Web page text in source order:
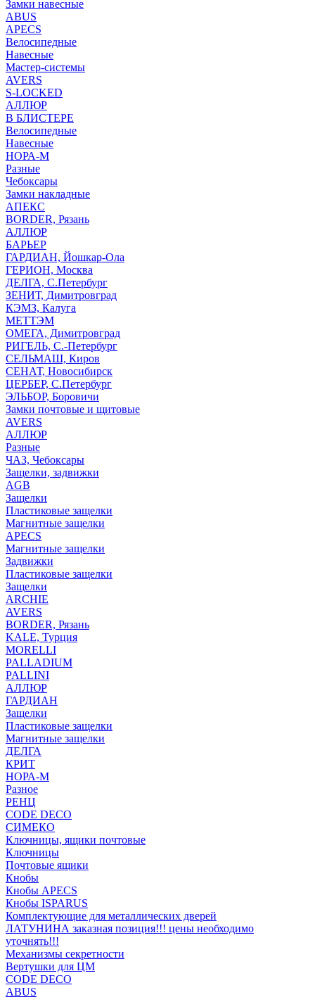
Замки навесные
ABUS
APECS
Велосипедные
Навесные
Мастер-системы
AVERS
S-LOCKED
АЛЛЮР
В БЛИСТЕРЕ
Велосипедные
Навесные
НОРА-М
Разные
Чебоксары
Замки накладные
АПЕКС
BORDER, Рязань
АЛЛЮР
БАРЬЕР
ГАРДИАН, Йошкар-Ола
ГЕРИОН, Москва
ДЕЛГА, С.Петербург
ЗЕНИТ, Димитровград
КЭМЗ, Калуга
МЕТТЭМ
ОМЕГА, Димитровград
РИГЕЛЬ, С.-Петербург
СЕЛЬМАШ, Киров
СЕНАТ, Новосибирск
ЦЕРБЕР, С.Петербург
ЭЛЬБОР, Боровичи
Замки почтовые и щитовые
AVERS
АЛЛЮР
Разные
ЧАЗ, Чебоксары
Защелки, задвижки
AGB
Защелки
Пластиковые защелки
Магнитные защелки
APECS
Магнитные защелки
Задвижки
Пластиковые защелки
Защелки
ARCHIE
AVERS
BORDER, Рязань
KALE, Турция
MORELLI
PALLADIUM
PALLINI
АЛЛЮР
ГАРДИАН
Защелки
Пластиковые защелки
Магнитные защелки
ДЕЛГА
КРИТ
НОРА-М
Разное
РЕНЦ
СODE DECO
СИМЕКО
Ключницы, ящики почтовые
Ключницы
Почтовые ящики
Кнобы
Кнобы APECS
Кнобы ISPARUS
Комплектующие для металлических дверей
ЛАТУНИНА заказная позиция!!! цены необходимо
уточнять!!!
Механизмы секретности
Вертушки для ЦМ
CODE DECO
ABUS